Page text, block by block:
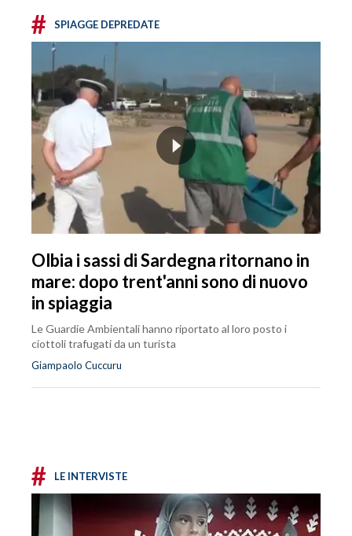
# SPIAGGE DEPREDATE
Olbia i sassi di Sardegna ritornano in
mare: dopo trent'anni sono di nuovo
in spiaggia
Le Guardie Ambientali hanno riportato al loro posto i
ciottoli trafugati da un turista
Giampaolo Cuccuru
# LE INTERVISTE